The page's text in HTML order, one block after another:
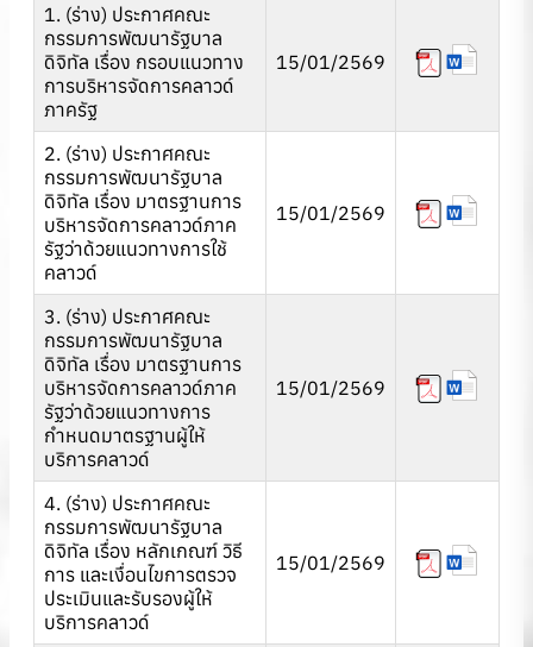
1. (ร่าง) ประกาศคณะ
กรรมการพัฒนารัฐบาล
ดิจิทัล เรื่อง กรอบแนวทาง
การบริหารจัดการคลาวด์
ภาครัฐ
15/01/2569
2. (ร่าง) ประกาศคณะ
กรรมการพัฒนารัฐบาล
ดิจิทัล เรื่อง มาตรฐานการ
บริหารจัดการคลาวด์ภาค
รัฐว่าด้วยแนวทางการใช้
คลาวด์
15/01/2569
3. (ร่าง) ประกาศคณะ
กรรมการพัฒนารัฐบาล
ดิจิทัล เรื่อง มาตรฐานการ
บริหารจัดการคลาวด์ภาค
รัฐว่าด้วยแนวทางการ
กำหนดมาตรฐานผู้ให้
บริการคลาวด์
15/01/2569
4. (ร่าง) ประกาศคณะ
กรรมการพัฒนารัฐบาล
ดิจิทัล เรื่อง หลักเกณฑ์ วิธี
การ และเงื่อนไขการตรวจ
ประเมินและรับรองผู้ให้
บริการคลาวด์
15/01/2569